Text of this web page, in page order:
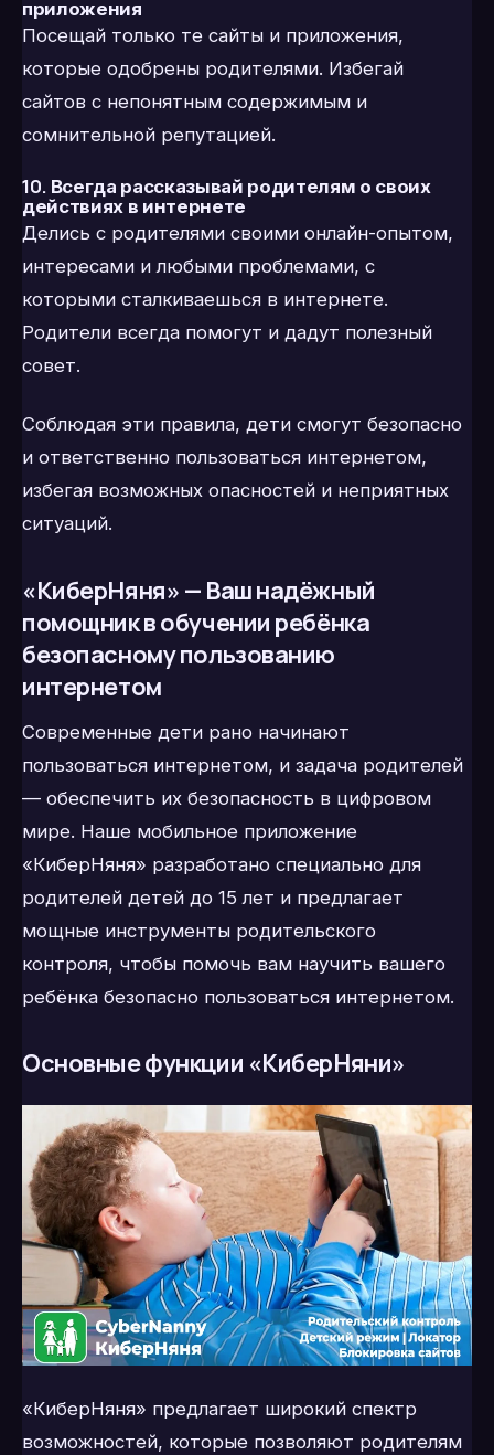
приложения
Посещай только те сайты и приложения,
которые одобрены родителями. Избегай
сайтов с непонятным содержимым и
сомнительной репутацией.
10. Всегда рассказывай родителям о своих
действиях в интернете
Делись с родителями своими онлайн-опытом,
интересами и любыми проблемами, с
которыми сталкиваешься в интернете.
Родители всегда помогут и дадут полезный
совет.
Соблюдая эти правила, дети смогут безопасно
и ответственно пользоваться интернетом,
избегая возможных опасностей и неприятных
ситуаций.
«КиберНяня» — Ваш надёжный
помощник в обучении ребёнка
безопасному пользованию
интернетом
Современные дети рано начинают
пользоваться интернетом, и задача родителей
— обеспечить их безопасность в цифровом
мире. Наше мобильное приложение
«КиберНяня» разработано специально для
родителей детей до 15 лет и предлагает
мощные инструменты родительского
контроля, чтобы помочь вам научить вашего
ребёнка безопасно пользоваться интернетом.
Основные функции «КиберНяни»
«КиберНяня» предлагает широкий спектр
возможностей, которые позволяют родителям